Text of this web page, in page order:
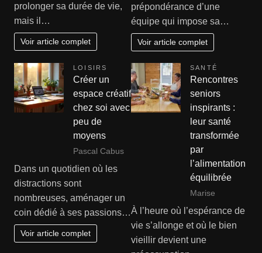
prolonger sa durée de vie,
mais il…
Voir article complet
prépondérance d’une
équipe qui impose sa…
Voir article complet
LOISIRS
Créer un
espace créatif
chez soi avec
peu de
moyens
Pascal Cabus
Dans un quotidien où les
distractions sont
nombreuses, aménager un
coin dédié à ses passions…
Voir article complet
SANTÉ
Rencontres
seniors
inspirants :
leur santé
transformée
par
l’alimentation
équilibrée
Marise
À l’heure où l’espérance de
vie s’allonge et où le bien
vieillir devient une